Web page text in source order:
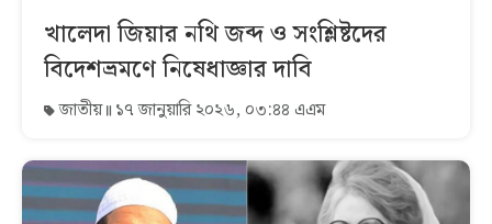
খালেদা জিয়ার নথি জব্দ ও সংশ্লিষ্টদের
বিদেশভ্রমণে নিষেধাজ্ঞার দাবি
জাতীয় ১৭ জানুয়ারি ২০২৬, ০৩:৪৪ এএম